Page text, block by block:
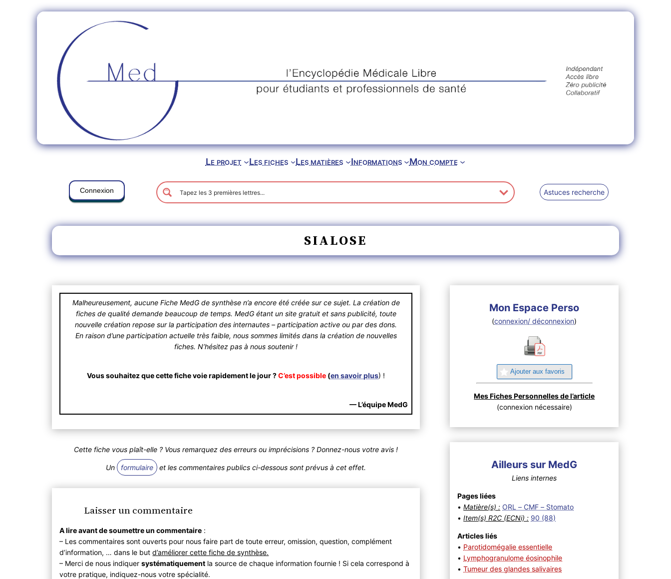
Le projet Les fiches Les matières Informations Mon compte
Connexion Astuces recherche
SIALOSE
Malheureusement, aucune Fiche MedG de synthèse n’a encore été créée sur ce sujet. La création de
fiches de qualité demande beaucoup de temps. MedG étant un site gratuit et sans publicité, toute
nouvelle création repose sur la participation des internautes – participation active ou par des dons.
En raison d’une participation actuelle très faible, nous sommes limités dans la création de nouvelles
fiches. N’hésitez pas à nous soutenir !
Vous souhaitez que cette fiche voie rapidement le jour ?C’est possible (en savoir plus) !
— L’équipe MedG
Cette fiche vous plaît-elle ? Vous remarquez des erreurs ou imprécisions ? Donnez-nous votre avis !
Un formulaire et les commentaires publics ci-dessous sont prévus à cet effet.
Laisser un commentaire
A lire avant de soumettre un commentaire :
– Les commentaires sont ouverts pour nous faire part de toute erreur, omission, question, complément
d’information, … dans le butd’améliorer cette fiche de synthèse.
– Merci de nous indiquersystématiquement la source de chaque information fournie ! Si cela correspond à
votre pratique, indiquez-nous votre spécialité.
Mon Espace Perso
(connexion/ déconnexion)
Ajouter aux favoris
Mes Fiches Personnelles de l’article
(connexion nécessaire)
Ailleurs sur MedG
Liens internes
Pages liées
•Matière(s) : ORL – CMF – Stomato
•Item(s) R2C (ECNi) : 90 (88)
Articles liés
• Parotidomégalie essentielle
• Lymphogranulome éosinophile
•Tumeur des glandes salivaires